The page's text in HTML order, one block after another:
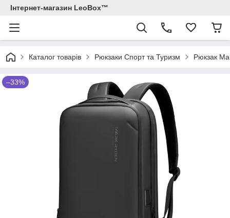
Інтернет-магазин LeoBox™
Каталог товарів Рюкзаки Спорт та Туризм Рюкзак
–33%